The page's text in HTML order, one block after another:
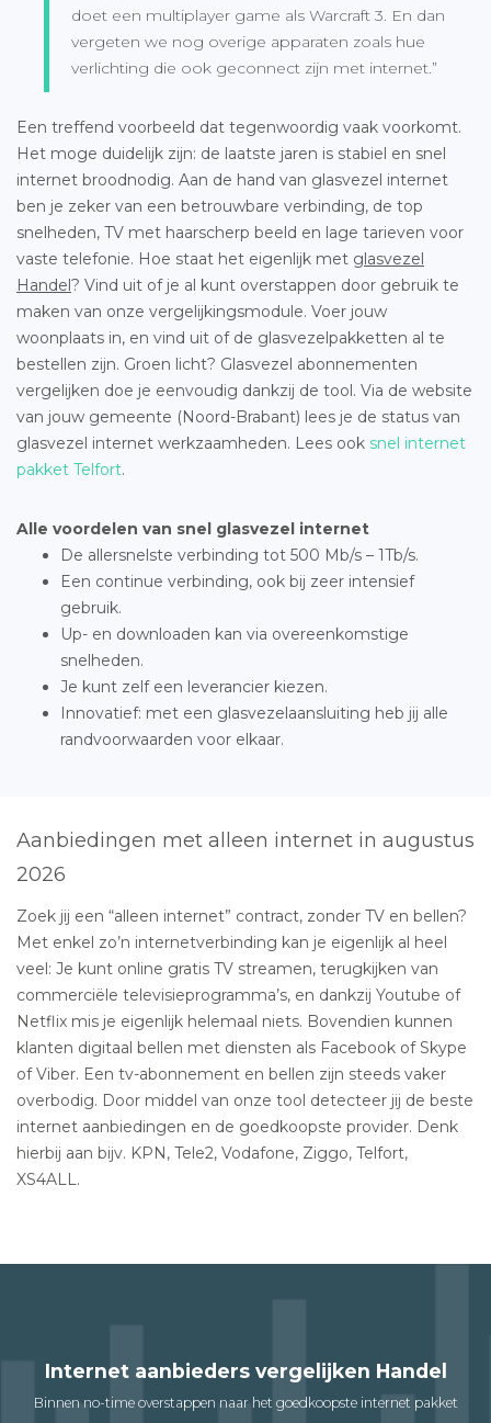
doet een multiplayer game als Warcraft 3. En dan
vergeten we nog overige apparaten zoals hue
verlichting die ook geconnect zijn met internet.”
Een treffend voorbeeld dat tegenwoordig vaak voorkomt.
Het moge duidelijk zijn: de laatste jaren is stabiel en snel
internet broodnodig. Aan de hand van glasvezel internet
ben je zeker van een betrouwbare verbinding, de top
snelheden, TV met haarscherp beeld en lage tarieven voor
vaste telefonie. Hoe staat het eigenlijk met glasvezel
Handel? Vind uit of je al kunt overstappen door gebruik te
maken van onze vergelijkingsmodule. Voer jouw
woonplaats in, en vind uit of de glasvezelpakketten al te
bestellen zijn. Groen licht? Glasvezel abonnementen
vergelijken doe je eenvoudig dankzij de tool. Via de website
van jouw gemeente (Noord-Brabant) lees je de status van
glasvezel internet werkzaamheden. Lees ook snel internet
pakket Telfort.
Alle voordelen van snel glasvezel internet
De allersnelste verbinding tot 500 Mb/s – 1Tb/s.
Een continue verbinding, ook bij zeer intensief
gebruik.
Up- en downloaden kan via overeenkomstige
snelheden.
Je kunt zelf een leverancier kiezen.
Innovatief: met een glasvezelaansluiting heb jij alle
randvoorwaarden voor elkaar.
Aanbiedingen met alleen internet in augustus
2026
Zoek jij een “alleen internet” contract, zonder TV en bellen?
Met enkel zo’n internetverbinding kan je eigenlijk al heel
veel: Je kunt online gratis TV streamen, terugkijken van
commerciële televisieprogramma’s, en dankzij Youtube of
Netflix mis je eigenlijk helemaal niets. Bovendien kunnen
klanten digitaal bellen met diensten als Facebook of Skype
of Viber. Een tv-abonnement en bellen zijn steeds vaker
overbodig. Door middel van onze tool detecteer jij de beste
internet aanbiedingen en de goedkoopste provider. Denk
hierbij aan bijv. KPN, Tele2, Vodafone, Ziggo, Telfort,
XS4ALL.
Internet aanbieders vergelijken Handel
Binnen no-time overstappen naar het goedkoopste internet pakket